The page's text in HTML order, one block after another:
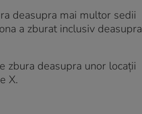
deasupra mai multor sedii
a zburat inclusiv deasupra
zbura deasupra unor locații
X.